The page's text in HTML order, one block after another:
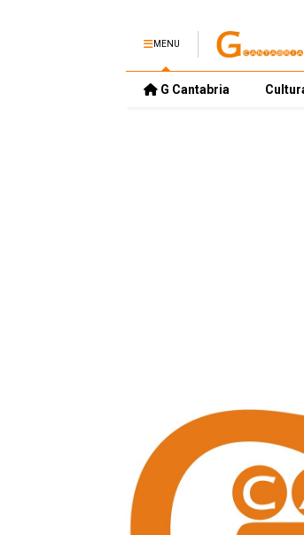
MENU
G Cantabria